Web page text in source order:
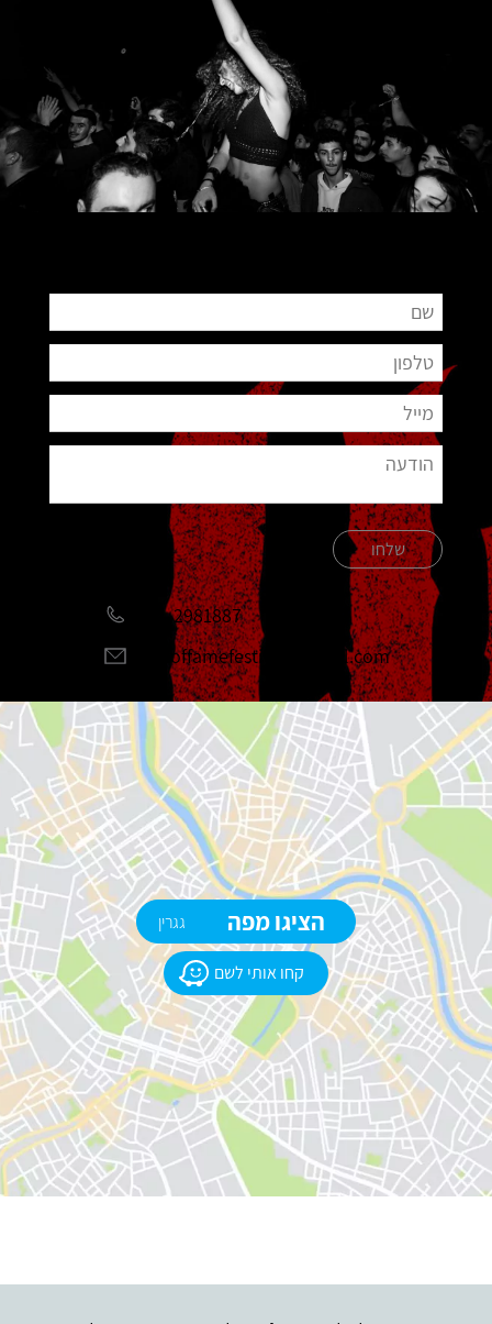
שלחו
051-2981887
halloffamefestival@gmail.com
קחו אותי לשם
הציגו מפה גגרין